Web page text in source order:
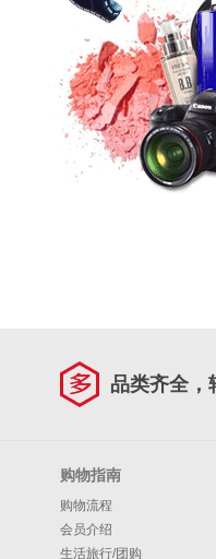
品类齐全，
购物指南
购物流程
会员介绍
生活旅行/团购